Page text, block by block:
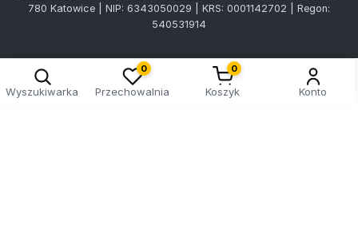
780 Katowice | NIP: 6343050029 | KRS: 0001142702 | Regon:
540531914
Wyszukiwarka
0
Przechowalnia
0
Koszyk Konto